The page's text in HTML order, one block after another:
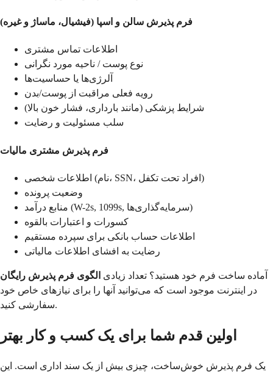
فرم پذیرش سالن و اسپا (فیشیال، ماساژ و غیره)
اطلاعات تماس مشتری
نوع پوست / ناحیه مورد نگرانی
آلرژی‌ها یا حساسیت‌ها
رویه فعلی مراقبت از پوست/بدن
شرایط پزشکی (مانند بارداری، فشار خون بالا)
سلب مسئولیت و رضایت
فرم پذیرش مشتری مالیات
اطلاعات شخصی (نام، SSN، افراد تحت تکفل)
وضعیت پرونده
منابع درآمد (W-2s, 1099s, سرمایه‌گذاری‌ها)
کسورات و اعتبارات بالقوه
اطلاعات حساب بانکی برای سپرده مستقیم
رضایت به افشای اطلاعات مالیاتی
آماده ساخت فرم خود هستید؟ تعداد زیادی الگوی فرم پذیرش رایگان
در اینترنت موجود است که می‌توانید آنها را برای نیازهای خاص خود
سفارشی کنید.
اولین قدم شما برای یک کسب و کار بهتر
یک فرم پذیرش خوش‌ساخت، چیزی بیش از یک سند اداری است. این